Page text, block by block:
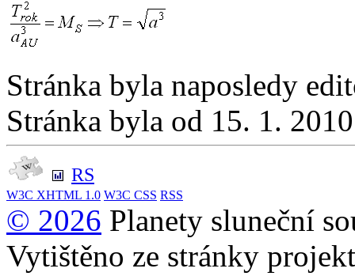
Stránka byla naposledy
Stránka byla od 15. 1.
RS
W3C XHTML 1.0 W3C CSS RSS
© 2026 Planety sluneční
Vytištěno ze stránky